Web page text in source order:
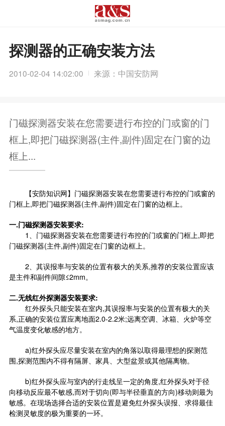
探测器的正确安装方法
2010-02-04 14:02:00 来源：中国安防网
门磁探测器安装在您需要进行布控的门或窗的门
框上,即把门磁探测器(主件,副件)固定在门窗的边
框上...
【安防知识网】门磁探测器安装在您需要进行布控的门或窗的
门框上,即把门磁探测器(主件,副件)固定在门窗的边框上。
一.门磁探测器安装要求:
1、门磁探测器安装在您需要进行布控的门或窗的门框上,即把
门磁探测器(主件,副件)固定在门窗的边框上。
2、其误报率与安装的位置有极大的关系,推荐的安装位置应该
是主件和副件间隙≤2mm。
二.无线红外探测器安装要求:
红外探头只能安装在室内,其误报率与安装的位置有极大的关
系,正确的安装位置应离地面2.0-2.2米;远离空调、冰箱、火炉等空
气温度变化敏感的地方。
a)红外探头应尽量安装在室内的角落以取得最理想的探测范
围,探测范围内不得有隔屏、家具、大型盆景或其他隔离物。
b)红外探头应与室内的行走线呈一定的角度,红外探头对于径
向移动反应最不敏感,而对于切向(即与半径垂直的方向)移动则最为
敏感。在现场选择合适的安装位置是避免红外探头误报、求得最佳
检测灵敏度的极为重要的一环。